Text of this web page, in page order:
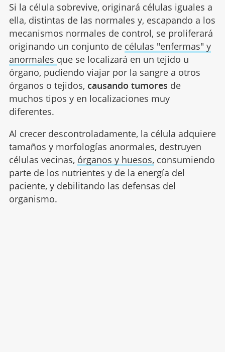
Si la célula sobrevive, originará células iguales a
ella, distintas de las normales y, escapando a los
mecanismos normales de control, se proliferará
originando un conjunto de células "enfermas" y
anormales que se localizará en un tejido u
órgano, pudiendo viajar por la sangre a otros
órganos o tejidos, causando tumores de
muchos tipos y en localizaciones muy
diferentes.
Al crecer descontroladamente, la célula adquiere
tamaños y morfologías anormales, destruyen
células vecinas, órganos y huesos, consumiendo
parte de los nutrientes y de la energía del
paciente, y debilitando las defensas del
organismo.